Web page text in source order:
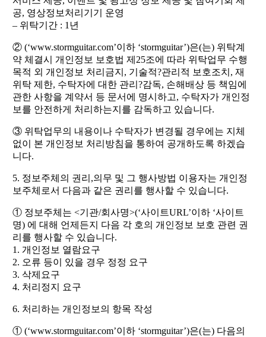
공, 영상정보처리기기 운영
– 위탁기간 : 1년
② (‘www.stormguitar.com’이하 ‘stormguitar’)은(는) 위탁계
약 체결시 개인정보 보호법 제25조에 따라 위탁업무 수행
목적 외 개인정보 처리금지, 기술적?관리적 보호조치, 재
위탁 제한, 수탁자에 대한 관리?감독, 손해배상 등 책임에
관한 사항을 계약서 등 문서에 명시하고, 수탁자가 개인정
보를 안전하게 처리하는지를 감독하고 있습니다.
③ 위탁업무의 내용이나 수탁자가 변경될 경우에는 지체
없이 본 개인정보 처리방침을 통하여 공개하도록 하겠습
니다.
5. 정보주체의 권리,의무 및 그 행사방법 이용자는 개인정
보주체로서 다음과 같은 권리를 행사할 수 있습니다.
① 정보주체는 <기관/회사명>(‘사이트URL’이하 ‘사이트
명) 에 대해 언제든지 다음 각 호의 개인정보 보호 관련 권
리를 행사할 수 있습니다.
1. 개인정보 열람요구
2. 오류 등이 있을 경우 정정 요구
3. 삭제요구
4. 처리정지 요구
6. 처리하는 개인정보의 항목 작성
① (‘www.stormguitar.com’이하 ‘stormguitar’)은(는) 다음의